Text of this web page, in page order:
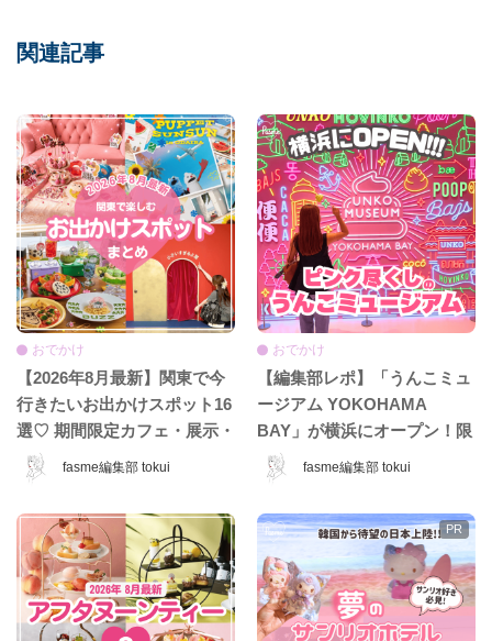
関連記事
fasme編集部 tokui
おでかけ
【2026年8月最新】関東で今
行きたいお出かけスポット16
選♡ 期間限定カフェ・展示・
POPUPまとめ
fasme編集部 tokui
おでかけ
【編集部レポ】「うんこミュ
ージアム YOKOHAMA
BAY」が横浜にオープン！限
定コンテンツ＆グッズをひと
足先に体験♡